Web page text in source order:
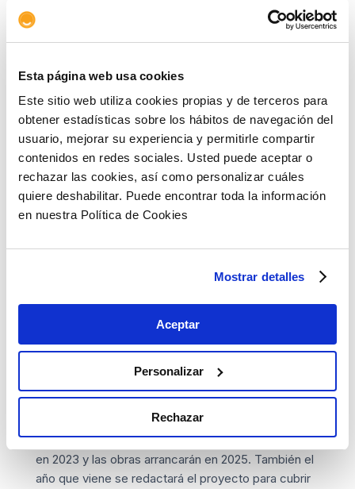
Esta página web usa cookies
Este sitio web utiliza cookies propias y de terceros para
obtener estadísticas sobre los hábitos de navegación del
usuario, mejorar su experiencia y permitirle compartir
contenidos en redes sociales. Usted puede aceptar o
rechazar las cookies, así como personalizar cuáles
quiere deshabilitar. Puede encontrar toda la información
en nuestra Política de Cookies
Mostrar detalles
Aceptar
Personalizar
Rechazar
estándar. En definitiva, se trata de crear un gran
intercambiador que dará acceso mediante una
a autobuses urbanos e interurbanos, Metro,
Cercanías y la red de alta velocidad.
Calendario de obras
Poco a poco se van conociendo otros plazos de las
distintas fases de construcción de Madrid Nuevo
Norte y el presupuesto de algunas de las obras
previstas. Distrito Castellana Norte (DCN), el
millones de euros para los trabajos de redistribución
con tres nuevas paradas -‘Centro de negocios’,
‘Fuencarral sur’ y ‘Fuencarral norte’- que darán
servicio a los barrios que nacerán de MNN.
Precisamente, la redacción del proyecto para crear
el nudo de Fuencarral, que incluye una nueva
estación de Cercanías al sur de la actual, se iniciará
en 2023 y las obras arrancarán en 2025. También el
año que viene se redactará el proyecto para cubrir